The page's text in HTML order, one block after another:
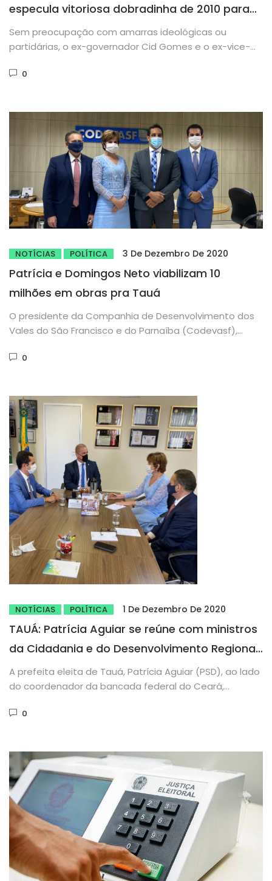
especula vitoriosa dobradinha de 2010 para
eleições de 2022
Sem preocupação com amarras ideológicas ou
partidárias, o ex-governador Cid Gomes e o ex-vice-
0
NOTÍCIAS POLÍTICA 3 De Dezembro De 2020
Patrícia e Domingos Neto viabilizam 10
milhões em obras pra Tauá
O presidente da Companhia de Desenvolvimento dos
Vales do São Francisco e do Parnaíba (Codevasf),
0
NOTÍCIAS POLÍTICA 1 De Dezembro De 2020
TAUÁ: Patrícia Aguiar se reúne com ministros
da Cidadania e do Desenvolvimento Regional
em Brasília
A prefeita eleita de Tauá, Patrícia Aguiar (PSD), ao lado
do coordenador da bancada federal do Ceará,
0